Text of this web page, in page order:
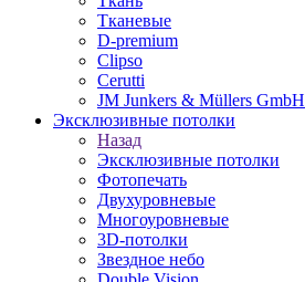
Тканевые
D-premium
Clipso
Cerutti
JM Junkers & Müllers GmbH
Эксклюзивные потолки
Назад
Эксклюзивные потолки
Фотопечать
Двухуровневые
Многоуровневые
3D-потолки
Звездное небо